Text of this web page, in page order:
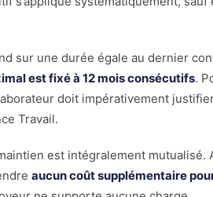
sur une durée égale au dernier
est fixé à 12 mois consécutifs.
doit impérativement justifier
Travail.
est intégralement mutualisé.
aucun coût supplémentaire